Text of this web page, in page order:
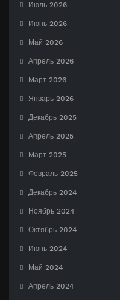
Июль 2026
Июнь 2026
Май 2026
Апрель 2026
Март 2026
Январь 2026
Декабрь 2025
Апрель 2025
Март 2025
Февраль 2025
Декабрь 2024
Ноябрь 2024
Октябрь 2024
Июнь 2024
Май 2024
Апрель 2024